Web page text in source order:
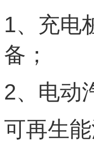
1、充电
备；
2、电动
可再生